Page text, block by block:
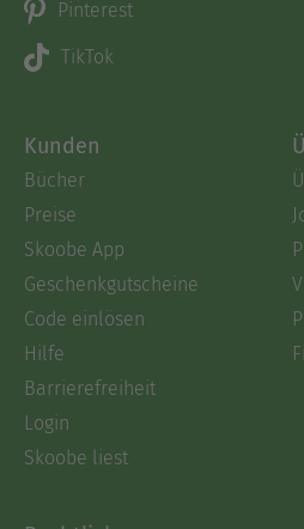
Pinterest
TikTok
Kunden
Bücher
Preise
Skoobe App
Geschenkgutscheine
Code einlösen
Hilfe
Barrierefreiheit
Login
Skoobe liest